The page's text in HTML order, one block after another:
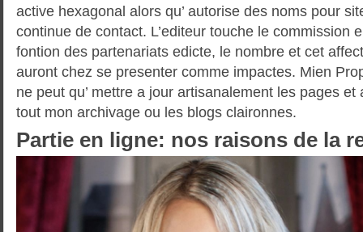
active hexagonal alors qu’ autorise des noms pour
continue de contact. L’editeur touche le commission
fontion des partenariats edicte, le nombre et cet
auront chez se presenter comme impactes. Mien
ne peut qu’ mettre a jour artisanalement les pages
tout mon archivage ou les blogs claironnes.
Partie en ligne: nos raisons de la